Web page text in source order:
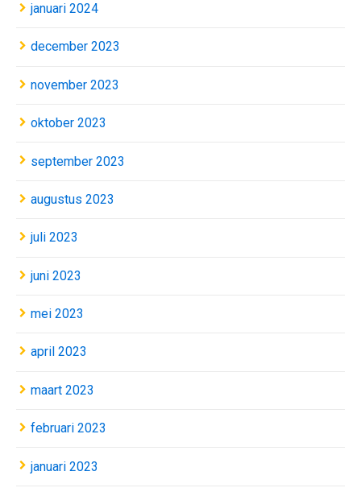
januari 2024
december 2023
november 2023
oktober 2023
september 2023
augustus 2023
juli 2023
juni 2023
mei 2023
april 2023
maart 2023
februari 2023
januari 2023